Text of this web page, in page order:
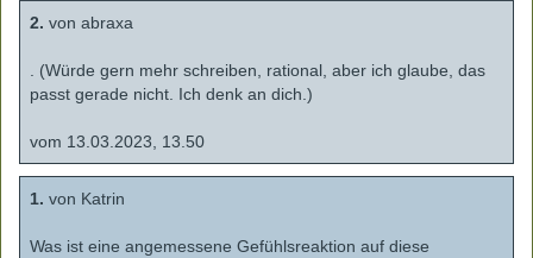
2. von abraxa
. (Würde gern mehr schreiben, rational, aber ich glaube, das
passt gerade nicht. Ich denk an dich.)
vom 13.03.2023, 13.50
1. von Katrin
Was ist eine angemessene Gefühlsreaktion auf diese